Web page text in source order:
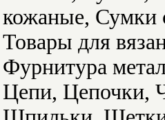
кожаные, Сумки
Товары для
Фурнитура
Цепи,